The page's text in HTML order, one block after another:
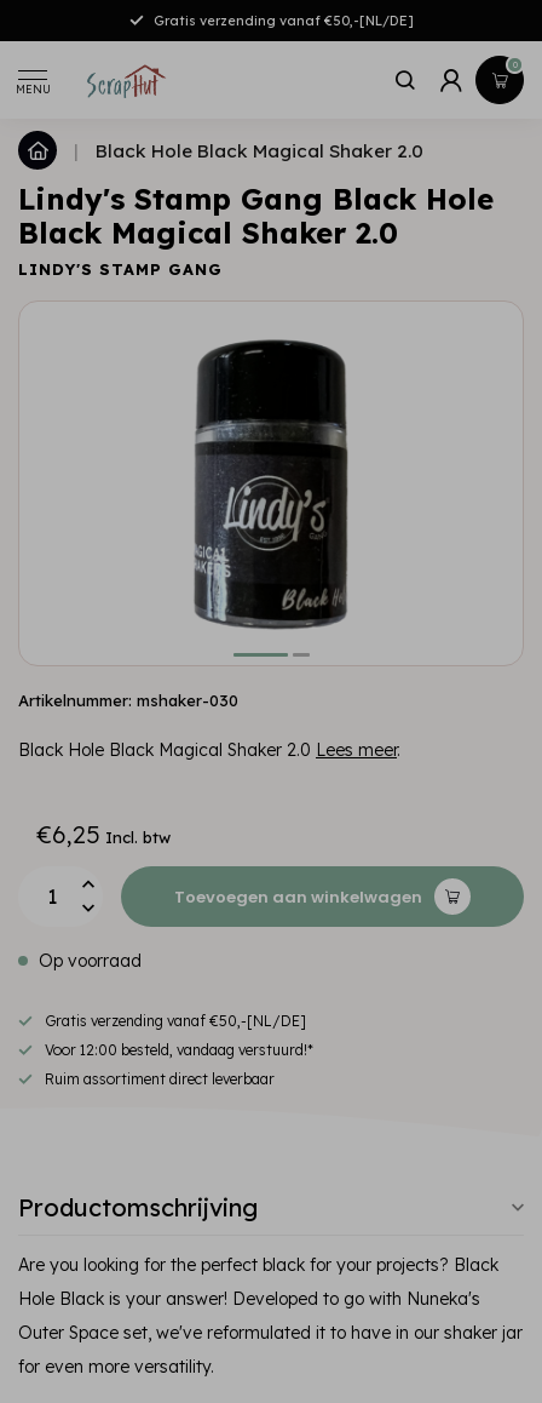
Gratis verzending vanaf €50,-[NL/DE]
MENU
0
| Black Hole Black Magical Shaker 2.0
Lindy's Stamp Gang Black Hole
Black Magical Shaker 2.0
LINDY'S STAMP GANG
Artikelnummer: mshaker-030
Black Hole Black Magical Shaker 2.0 Lees meer.
€6,25 Incl. btw
Toevoegen aan winkelwagen
Op voorraad
Gratis verzending vanaf €50,-[NL/DE]
Voor 12:00 besteld, vandaag verstuurd!*
Ruim assortiment direct leverbaar
Productomschrijving
Are you looking for the perfect black for your projects? Black
Hole Black is your answer! Developed to go with Nuneka's
Outer Space set, we've reformulated it to have in our shaker jar
for even more versatility.